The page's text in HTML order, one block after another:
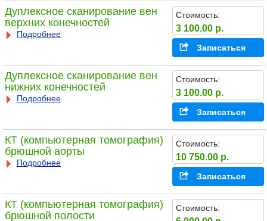
Дуплексное сканирование вен
верхних конечностей
Подробнее
Стоимость:
3 100.00 р.
Записаться
Дуплексное сканирование вен
нижних конечностей
Подробнее
Стоимость:
3 100.00 р.
Записаться
КТ (компьютерная томография)
брюшной аорты
Подробнее
Стоимость:
10 750.00 р.
Записаться
КТ (компьютерная томография)
брюшной полости
Стоимость: